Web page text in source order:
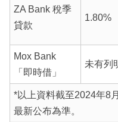
ZA Bank 稅季
貸款
1.80%
Mox Bank
「即時借」
未有列
*以上資料截至2024年8
最新公布為準。